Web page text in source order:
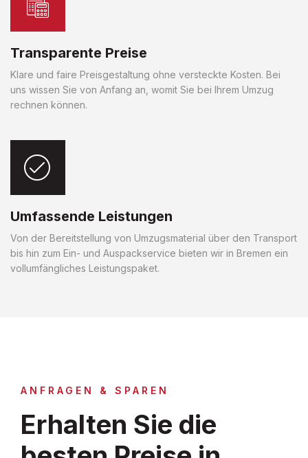
Transparente Preise
Klare und faire Preisgestaltung ohne versteckte Kosten. Bei
uns wissen Sie von Anfang an, womit Sie bei Ihrem Umzug
rechnen können.
Umfassende Leistungen
Von der Bereitstellung von Umzugsmaterial über den Transport
bis hin zum Ein- und Auspackservice bieten wir in Bremen ein
vollumfängliches Leistungspaket.
ANFRAGEN & SPAREN
Erhalten Sie die